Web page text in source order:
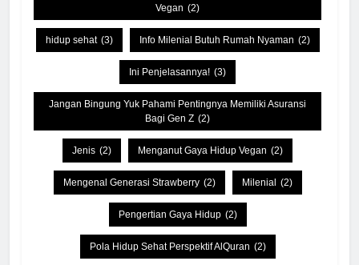
Vegan (2)
hidup sehat (3) Info Milenial Butuh Rumah Nyaman (2)
Ini Penjelasannya! (3)
Jangan Bingung Yuk Pahami Pentingnya Memiliki Asuransi
Bagi Gen Z (2)
Jenis (2) Menganut Gaya Hidup Vegan (2)
Mengenal Generasi Strawberry (2) Milenial (2)
Pengertian Gaya Hidup (2)
Pola Hidup Sehat Perspektif AlQuran (2)